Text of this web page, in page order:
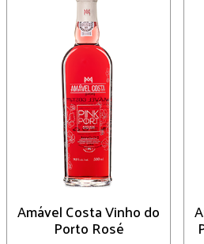
Amável Costa Vinho do
Porto Rosé